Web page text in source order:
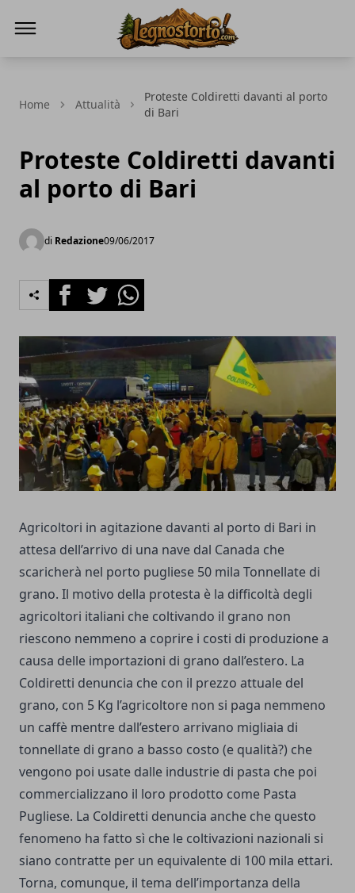
Home Attualità
Proteste Coldiretti davanti al porto
di Bari
Proteste Coldiretti davanti
al porto di Bari
di Redazione09/06/2017
FacebookTwitterWhatsapp
Agricoltori in agitazione davanti al porto di Bari in
attesa dell’arrivo di una nave dal Canada che
scaricherà nel porto pugliese 50 mila Tonnellate di
grano. Il motivo della protesta è la difficoltà degli
agricoltori italiani che coltivando il grano non
riescono nemmeno a coprire i costi di produzione a
causa delle importazioni di grano dall’estero. La
Coldiretti denuncia che con il prezzo attuale del
grano, con 5 Kg l’agricoltore non si paga nemmeno
un caffè mentre dall’estero arrivano migliaia di
tonnellate di grano a basso costo (e qualità?) che
vengono poi usate dalle industrie di pasta che poi
commercializzano il loro prodotto come Pasta
Pugliese. La Coldiretti denuncia anche che questo
fenomeno ha fatto sì che le coltivazioni nazionali si
siano contratte per un equivalente di 100 mila ettari.
Torna, comunque, il tema dell’importanza della